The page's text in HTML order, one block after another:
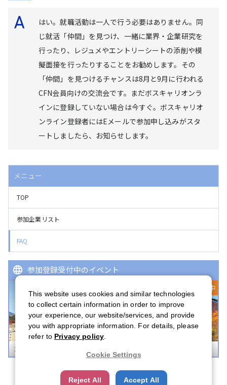
はい。就職活動は一人で行う必要はありません。同
じ就活「仲間」を見つけ、一緒に業界・企業研究を
行ったり、レジュメやエントリーシートの添削や模
擬面接を行ったりすることをお勧めします。その
「仲間」を見つけるチャンスは8月と9月に行われる
CFN会員向けの交流会です。まだボスキャリオンラ
インに登録していない場合は今すぐ。ボスキャリオ
ンライン登録者にはEメールで参加申し込みがスタ
ートしましたら、お知らせします。
メニュー
TOP
参加企業リスト
FAQ
参加登録受付中のイベント
登録受付中
ボストンキャリアフォーラム 2026
This website uses cookies and similar technologies
to collect certain information in order to improve
your experience, our website/services, and provide
you with appropriate information. For details, please
refer to Privacy policy
Cookie Settings
Reject All Accept All